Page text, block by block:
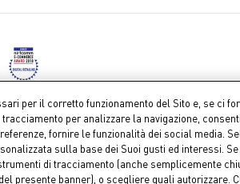
/ VAT number 04391480276, share capital €
per il corretto funzionamento del Sito e, se ci
per analizzare la navigazione,
fornire le funzionalità dei social media.
sulla base dei Suoi gusti ed interessi.
di tracciamento (anche semplicemente
presente banner), o scegliere quali autorizzare.